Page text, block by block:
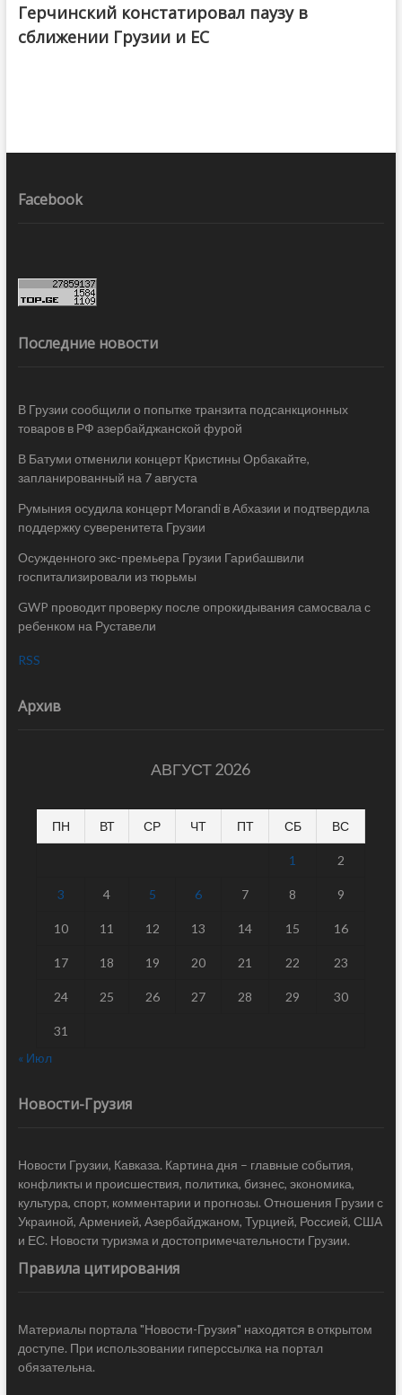
Герчинский констатировал паузу в
сближении Грузии и ЕС
Facebook
Последние новости
В Грузии сообщили о попытке транзита подсанкционных
товаров в РФ азербайджанской фурой
В Батуми отменили концерт Кристины Орбакайте,
запланированный на 7 августа
Румыния осудила концерт Morandi в Абхазии и подтвердила
поддержку суверенитета Грузии
Осужденного экс-премьера Грузии Гарибашвили
госпитализировали из тюрьмы
GWP проводит проверку после опрокидывания самосвала с
ребенком на Руставели
RSS
Архив
АВГУСТ 2026
ПН ВТ СР ЧТ ПТ СБ ВС
1 2
3 4 5 6 7 8 9
10 11 12 13 14 15 16
17 18 19 20 21 22 23
24 25 26 27 28 29 30
31
« Июл
Новости-Грузия
Новости Грузии, Кавказа. Картина дня – главные события,
конфликты и происшествия, политика, бизнес, экономика,
культура, спорт, комментарии и прогнозы. Отношения Грузии с
Украиной, Арменией, Азербайджаном, Турцией, Россией, США
и ЕС. Новости туризма и достопримечательности Грузии.
Правила цитирования
Материалы портала "Новости-Грузия" находятся в открытом
доступе. При использовании гиперссылка на портал
обязательна.